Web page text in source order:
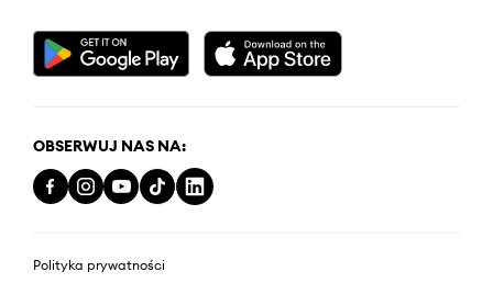
OBSERWUJ NAS NA:
Polityka prywatności